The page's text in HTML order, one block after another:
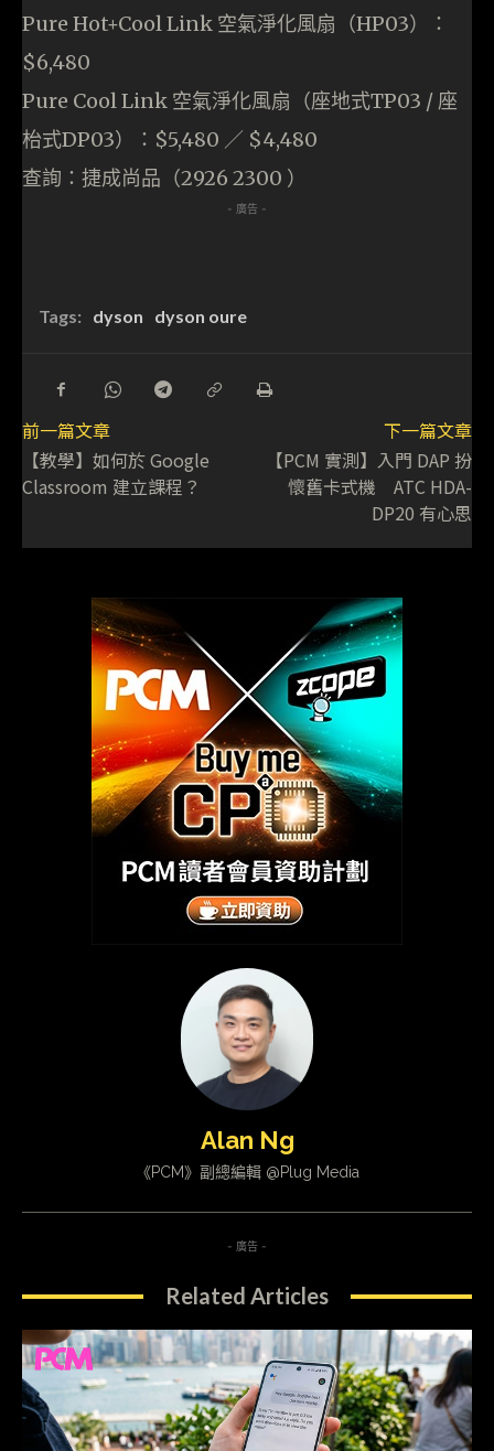
Pure Hot+Cool Link 空氣淨化風扇（HP03）：
$6,480
Pure Cool Link 空氣淨化風扇（座地式TP03 / 座
枱式DP03）：$5,480 ／ $4,480
查詢：捷成尚品（2926 2300 ）
- 廣告 -
Tags: dyson dyson oure
前一篇文章
【教學】如何於 Google
Classroom 建立課程？
下一篇文章
【PCM 實測】入門 DAP 扮
懷舊卡式機 ATC HDA-
DP20 有心思
Alan Ng
《PCM》副總編輯 @Plug Media
- 廣告 -
Related Articles